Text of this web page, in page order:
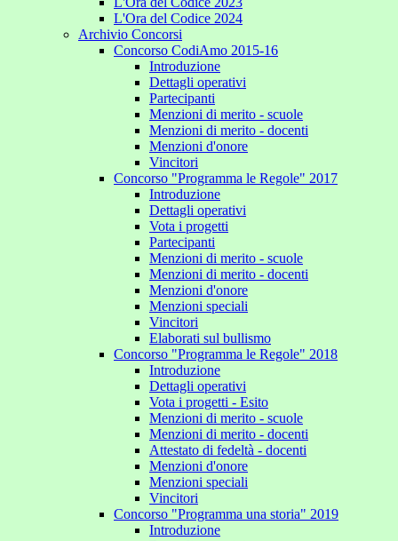
L'Ora del Codice 2024
Archivio Concorsi
Concorso CodiAmo 2015-16
Introduzione
Dettagli operativi
Partecipanti
Menzioni di merito - scuole
Menzioni di merito - docenti
Menzioni d'onore
Vincitori
Concorso "Programma le Regole" 2017
Introduzione
Dettagli operativi
Vota i progetti
Partecipanti
Menzioni di merito - scuole
Menzioni di merito - docenti
Menzioni d'onore
Menzioni speciali
Vincitori
Elaborati sul bullismo
Concorso "Programma le Regole" 2018
Introduzione
Dettagli operativi
Vota i progetti - Esito
Menzioni di merito - scuole
Menzioni di merito - docenti
Attestato di fedeltà - docenti
Menzioni d'onore
Menzioni speciali
Vincitori
Concorso "Programma una storia" 2019
Introduzione